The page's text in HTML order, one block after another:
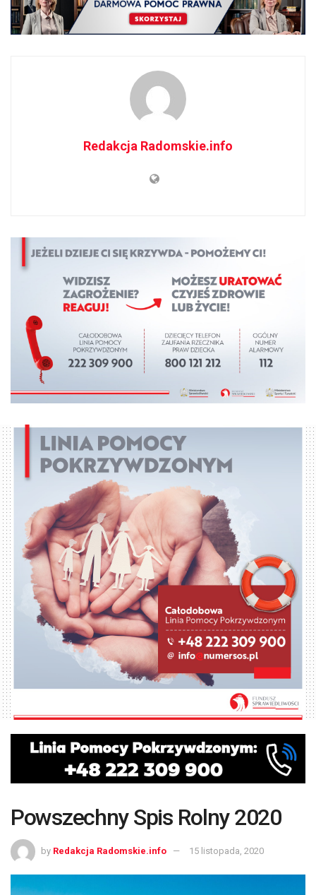
Redakcja Radomskie.info
Powszechny Spis Rolny 2020
by Redakcja Radomskie.info 15 listopada, 2020